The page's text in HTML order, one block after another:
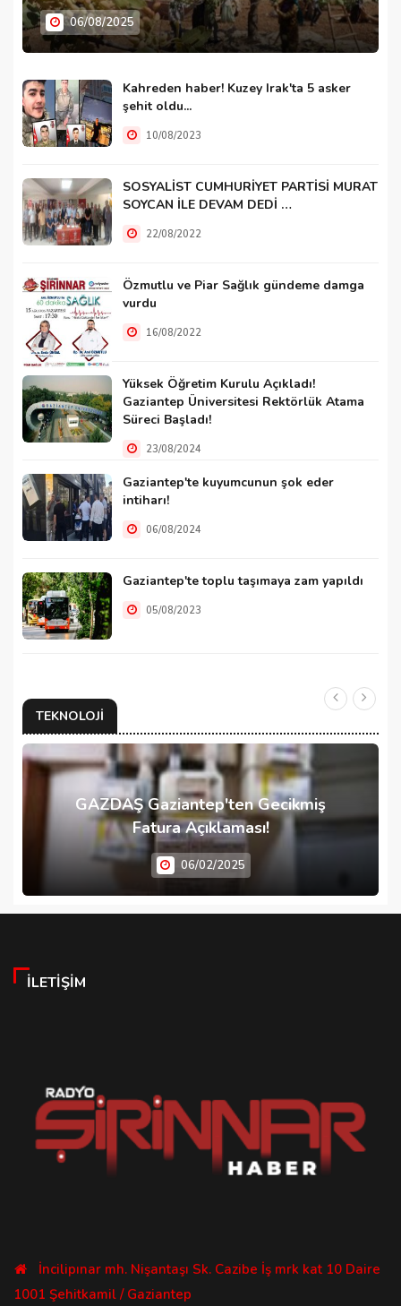
06/08/2025
Kahreden haber! Kuzey Irak'ta 5 asker
şehit oldu...
10/08/2023
SOSYALİST CUMHURİYET PARTİSİ MURAT
SOYCAN İLE DEVAM DEDİ …
22/08/2022
Özmutlu ve Piar Sağlık gündeme damga
vurdu
16/08/2022
Yüksek Öğretim Kurulu Açıkladı!
Gaziantep Üniversitesi Rektörlük Atama
Süreci Başladı!
23/08/2024
Gaziantep'te kuyumcunun şok eder
intiharı!
06/08/2024
Gaziantep'te toplu taşımaya zam yapıldı
05/08/2023
TEKNOLOJI
GAZDAŞ Gaziantep'ten Gecikmiş
Fatura Açıklaması!
06/02/2025
İLETIŞIM
İncilipınar mh. Nişantaşı Sk. Cazibe İş mrk kat 10 Daire
1001 Şehitkamil / Gaziantep